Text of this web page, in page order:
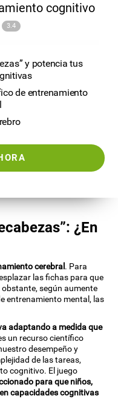
cognitivo
3.4
y potencia tus
de entrenamiento
¿En
cerebral. Para
las fichas para que
según aumente
entrenamiento mental, las
adaptando a medida que
un recurso científico
desempeño y
de las tareas,
cognitivo. El juego
para que niños,
capacidades cognitivas